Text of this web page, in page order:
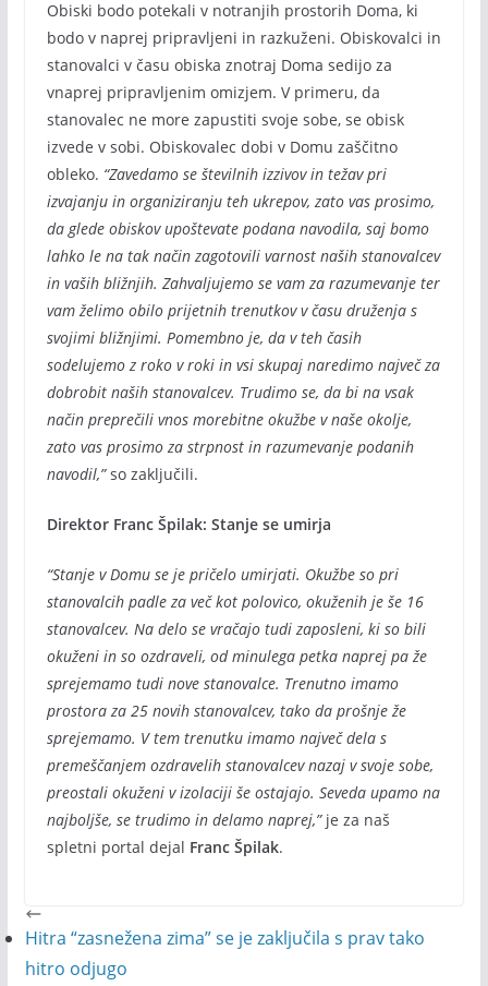
Obiski bodo potekali v notranjih prostorih Doma, ki
bodo v naprej pripravljeni in razkuženi. Obiskovalci in
stanovalci v času obiska znotraj Doma sedijo za
vnaprej pripravljenim omizjem. V primeru, da
stanovalec ne more zapustiti svoje sobe, se obisk
izvede v sobi. Obiskovalec dobi v Domu zaščitno
obleko. “Zavedamo se številnih izzivov in težav pri
izvajanju in organiziranju teh ukrepov, zato vas prosimo,
da glede obiskov upoštevate podana navodila, saj bomo
lahko le na tak način zagotovili varnost naših stanovalcev
in vaših bližnjih. Zahvaljujemo se vam za razumevanje ter
vam želimo obilo prijetnih trenutkov v času druženja s
svojimi bližnjimi. Pomembno je, da v teh časih
sodelujemo z roko v roki in vsi skupaj naredimo največ za
dobrobit naših stanovalcev. Trudimo se, da bi na vsak
način preprečili vnos morebitne okužbe v naše okolje,
zato vas prosimo za strpnost in razumevanje podanih
navodil,”so zaključili.
Direktor Franc Špilak: Stanje se umirja
“Stanje v Domu se je pričelo umirjati. Okužbe so pri
stanovalcih padle za več kot polovico, okuženih je še 16
stanovalcev. Na delo se vračajo tudi zaposleni, ki so bili
okuženi in so ozdraveli, od minulega petka naprej pa že
sprejemamo tudi nove stanovalce. Trenutno imamo
prostora za 25 novih stanovalcev, tako da prošnje že
sprejemamo. V tem trenutku imamo največ dela s
premeščanjem ozdravelih stanovalcev nazaj v svoje sobe,
preostali okuženi v izolaciji še ostajajo. Seveda upamo na
najboljše, se trudimo in delamo naprej,”je za naš
spletni portal dejal Franc Špilak.
Hitra “zasnežena zima” se je zaključila s prav tako
hitro odjugo